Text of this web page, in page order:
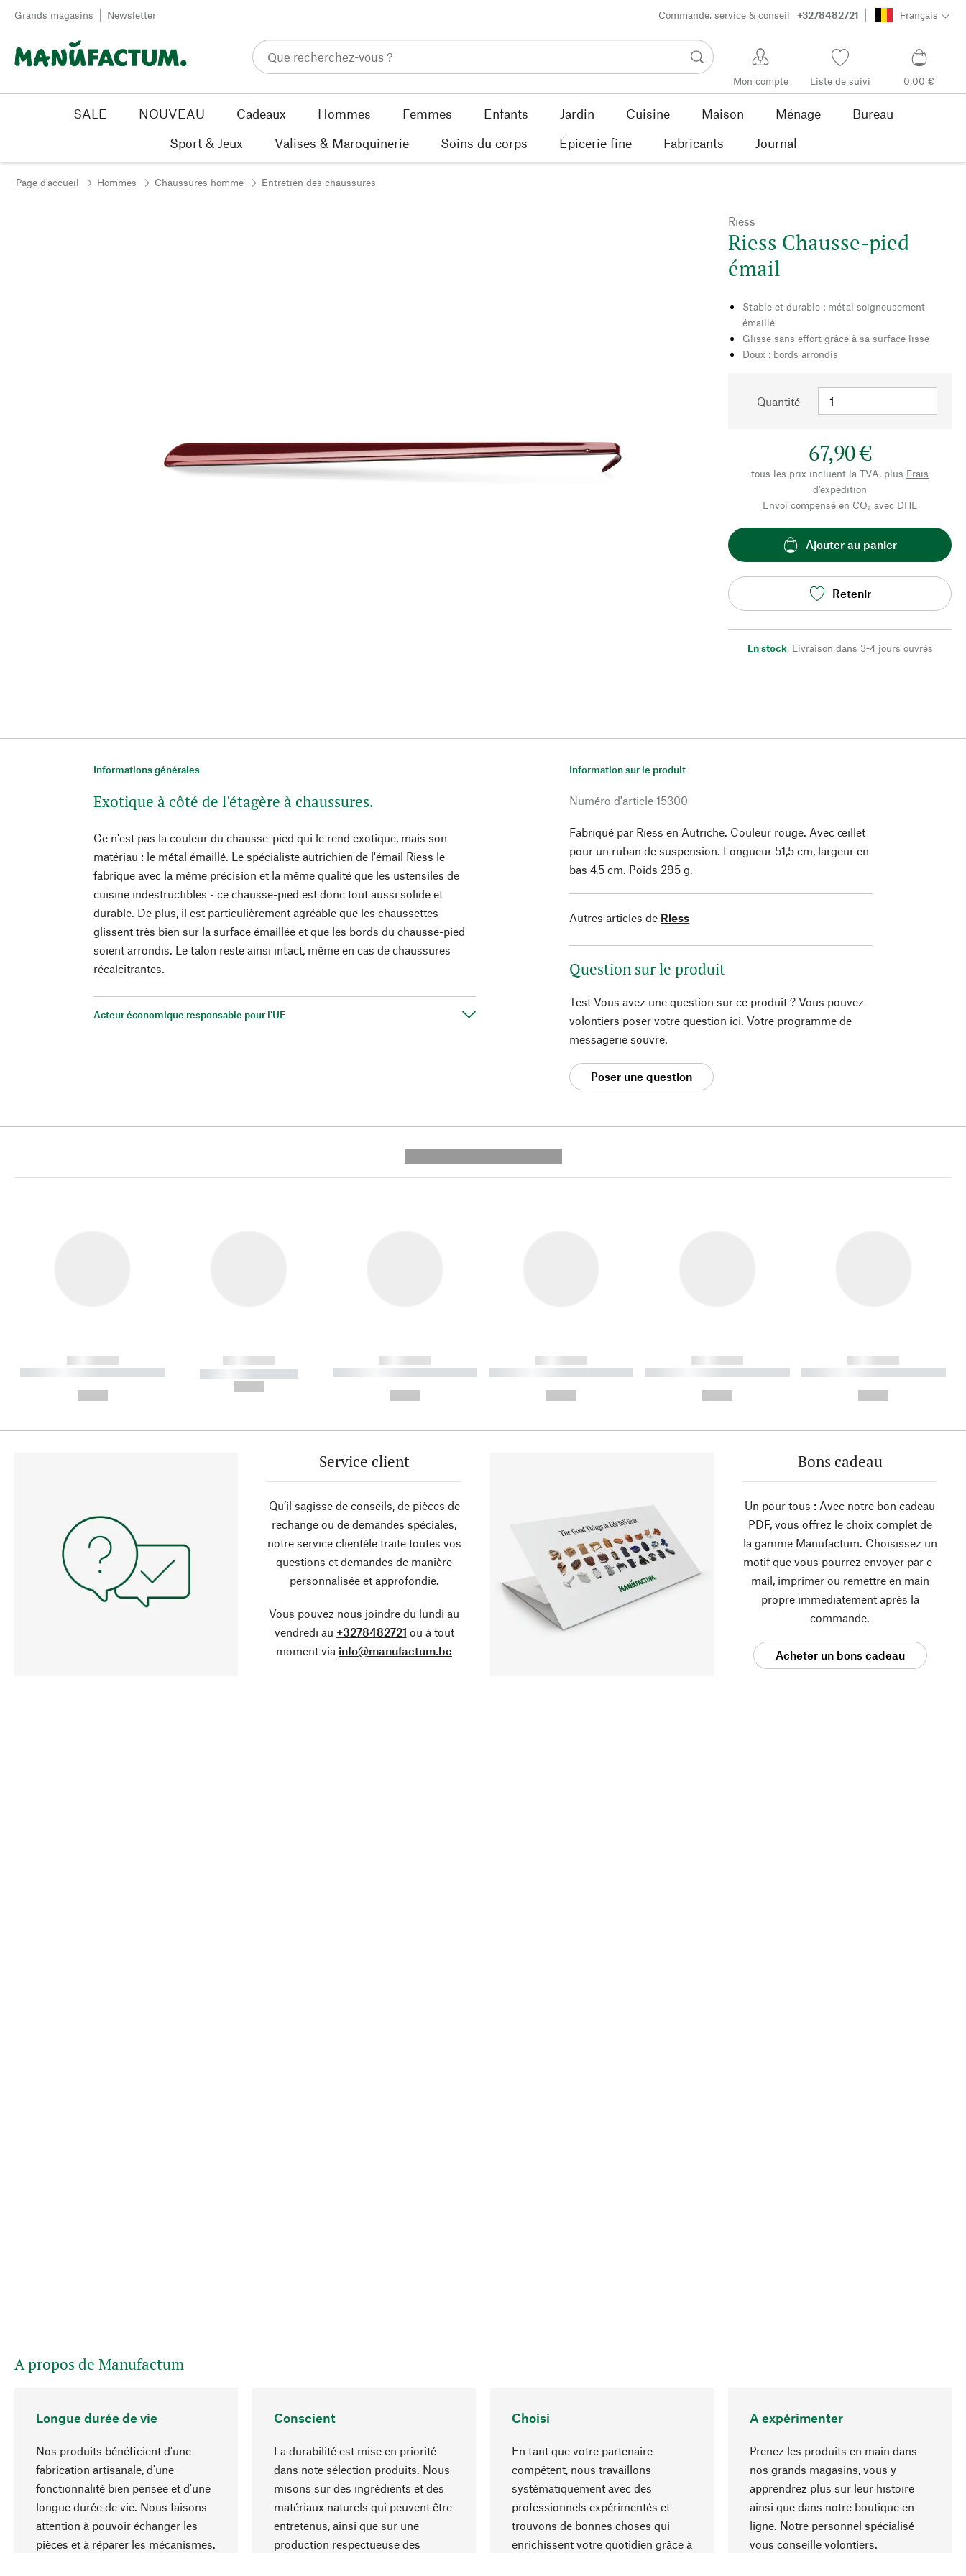
Passer au contenu
Grands magasins Newsletter Commande, service & conseil +3278482721 Français
Mon compte Liste de suivi 0,00 €
SALE NOUVEAU Cadeaux Hommes Femmes Enfants Jardin Cuisine Maison Ménage
Bureau
Sport & Jeux
Valises & Maroquinerie Soins du corps Épicerie fine Fabricants Journal
Page d'accueil Hommes Chaussures homme Entretien des chaussures
Riess
Riess Chausse-pied
émail
Stable et durable : métal soigneusement
émaillé
Glisse sans effort grâce à sa surface lisse
Doux : bords arrondis
Quantité
67,90 €
tous les prix incluent la TVA, plus Frais
d'expédition
Envoi compensé en CO₂ avec DHL
Ajouter au panier
Retenir
En stock, Livraison dans 3-4 jours ouvrés
Informations générales
Exotique à côté de l'étagère à chaussures.
Ce n'est pas la couleur du chausse-pied qui le rend exotique, mais son
matériau : le métal émaillé. Le spécialiste autrichien de l'émail Riess le
fabrique avec la même précision et la même qualité que les ustensiles de
cuisine indestructibles - ce chausse-pied est donc tout aussi solide et
durable. De plus, il est particulièrement agréable que les chaussettes
glissent très bien sur la surface émaillée et que les bords du chausse-pied
soient arrondis. Le talon reste ainsi intact, même en cas de chaussures
récalcitrantes.
Acteur économique responsable pour l'UE
Information sur le produit
Numéro d'article 15300
Fabriqué par Riess en Autriche. Couleur rouge. Avec œillet
pour un ruban de suspension. Longueur 51,5 cm, largeur en
bas 4,5 cm. Poids 295 g.
Autres articles de Riess
Question sur le produit
Test Vous avez une question sur ce produit ? Vous pouvez
volontiers poser votre question ici. Votre programme de
messagerie souvre.
Poser une question
------------
----------- ----------- ----------
------------
----------- -----------
------------
----------- ----------- ----------
------------
----------- ----------- ----------
------------
----------- ----------- ----------
------------
----------- ----------- ----------
Service client
Qu’il sagisse de conseils, de pièces de
rechange ou de demandes spéciales,
notre service clientèle traite toutes vos
questions et demandes de manière
personnalisée et approfondie.
Vous pouvez nous joindre du lundi au
vendredi au +3278482721 ou à tout
moment via info@manufactum.be
Bons cadeau
Un pour tous : Avec notre bon cadeau
PDF, vous offrez le choix complet de
la gamme Manufactum. Choisissez un
motif que vous pourrez envoyer par e-
mail, imprimer ou remettre en main
propre immédiatement après la
commande.
Acheter un bons cadeau
A propos de Manufactum
Longue durée de vie
Nos produits bénéficient d'une
fabrication artisanale, d'une
fonctionnalité bien pensée et d'une
longue durée de vie. Nous faisons
attention à pouvoir échanger les
pièces et à réparer les mécanismes.
Conscient
La durabilité est mise en priorité
dans note sélection produits. Nous
misons sur des ingrédients et des
matériaux naturels qui peuvent être
entretenus, ainsi que sur une
production respectueuse des
Choisi
En tant que votre partenaire
compétent, nous travaillons
systématiquement avec des
professionnels expérimentés et
trouvons de bonnes choses qui
enrichissent votre quotidien grâce à
A expérimenter
Prenez les produits en main dans
nos grands magasins, vous y
apprendrez plus sur leur histoire
ainsi que dans notre boutique en
ligne. Notre personnel spécialisé
vous conseille volontiers.